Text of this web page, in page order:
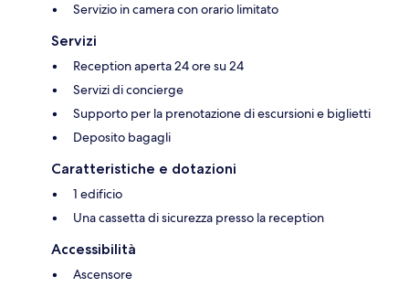
Servizio in camera con orario limitato
Servizi
Reception aperta 24 ore su 24
Servizi di concierge
Supporto per la prenotazione di escursioni e biglietti
Deposito bagagli
Caratteristiche e dotazioni
1 edificio
Una cassetta di sicurezza presso la reception
Accessibilità
Ascensore